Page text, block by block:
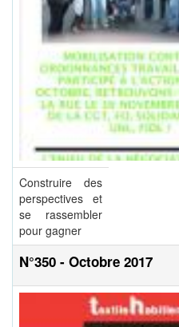
Construire des
perspectives et
se rassembler
pour gagner
N°350 - Octobre 2017